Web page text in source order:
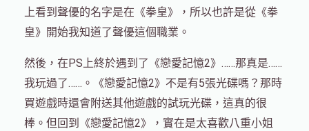
上看到聲優的名字是在《拳皇》，所以也許是從《拳
皇》開始我知道了聲優這個職業。
然後，在PS上終於遇到了《戀愛記憶2》……那真是……
我玩過了……。《戀愛記憶2》不是有5張光碟嗎？那時
買遊戲時還會附送其他遊戲的試玩光碟，這真的很
棒。但回到《戀愛記憶2》，實在是太喜歡八重小姐